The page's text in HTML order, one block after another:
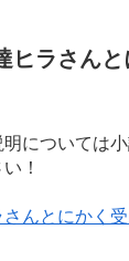
ヒラさん
については
！
んとにかく